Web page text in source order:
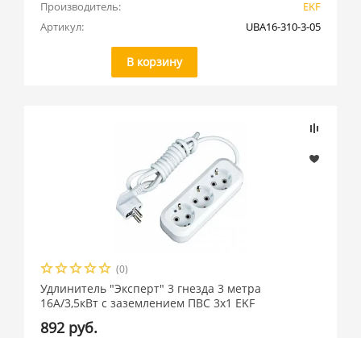
Производитель:
EKF
Артикул:
UBA16-310-3-05
В корзину
(0)
Удлинитель "Эксперт" 3 гнезда 3 метра
16А/3,5кВт с заземлением ПВС 3х1 EKF
892 руб.